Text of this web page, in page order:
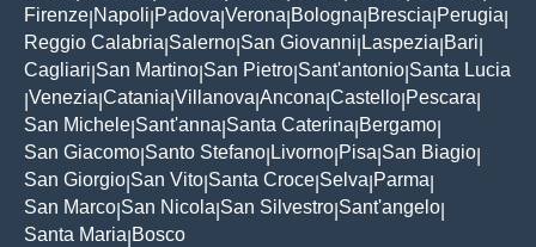
Firenze Napoli Padova Verona Bologna Brescia Perugia
Reggio Calabria Salerno San Giovanni Laspezia Bari
Cagliari San Martino San Pietro Sant'antonio Santa Lucia
Venezia Catania Villanova Ancona Castello Pescara
San Michele Sant'anna Santa Caterina Bergamo
San Giacomo Santo Stefano Livorno Pisa San Biagio
San Giorgio San Vito Santa Croce Selva Parma
San Marco San Nicola San Silvestro Sant'angelo
Santa Maria Bosco